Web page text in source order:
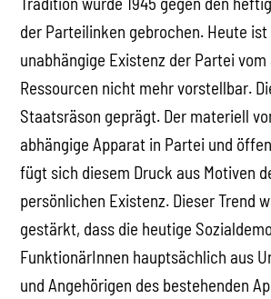
der Parteilinken gebrochen. Heute ist
unabhängige Existenz der Partei
Ressourcen nicht mehr vorstellbar.
Staatsräson geprägt. Der materiell
abhängige Apparat in Partei und
fügt sich diesem Druck aus Motiven
persönlichen Existenz. Dieser Trend
gestärkt, dass die heutige
FunktionärInnen hauptsächlich aus
und Angehörigen des bestehenden